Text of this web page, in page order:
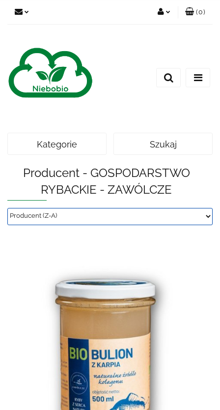
(0)
Kategorie Szukaj
Producent - GOSPODARSTWO
RYBACKIE - ZAWÓLCZE